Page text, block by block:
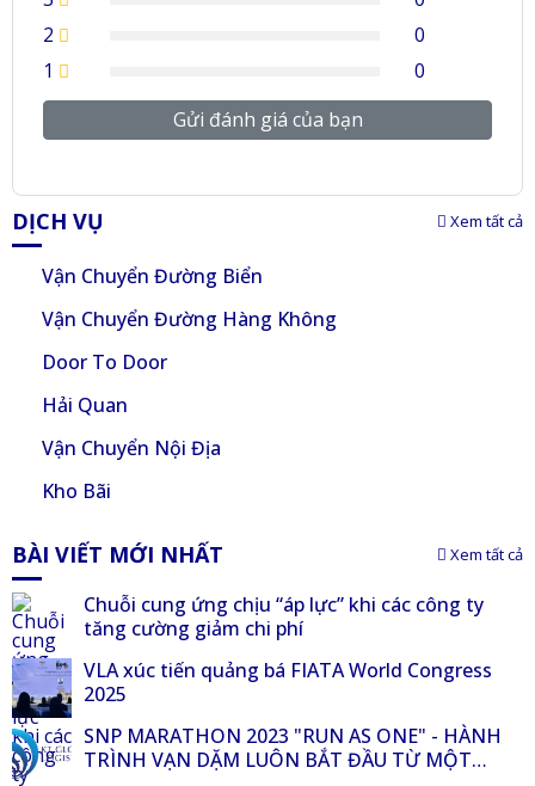
2
0
1
0
Gửi đánh giá của bạn
DỊCH VỤ Xem tất cả
Vận Chuyển Đường Biển
Vận Chuyển Đường Hàng Không
Door To Door
Hải Quan
Vận Chuyển Nội Địa
Kho Bãi
BÀI VIẾT MỚI NHẤT Xem tất cả
Chuỗi cung ứng chịu “áp lực” khi các công ty
tăng cường giảm chi phí
VLA xúc tiến quảng bá FIATA World Congress
2025
SNP MARATHON 2023 "RUN AS ONE" - HÀNH
TRÌNH VẠN DẶM LUÔN BẮT ĐẦU TỪ MỘT